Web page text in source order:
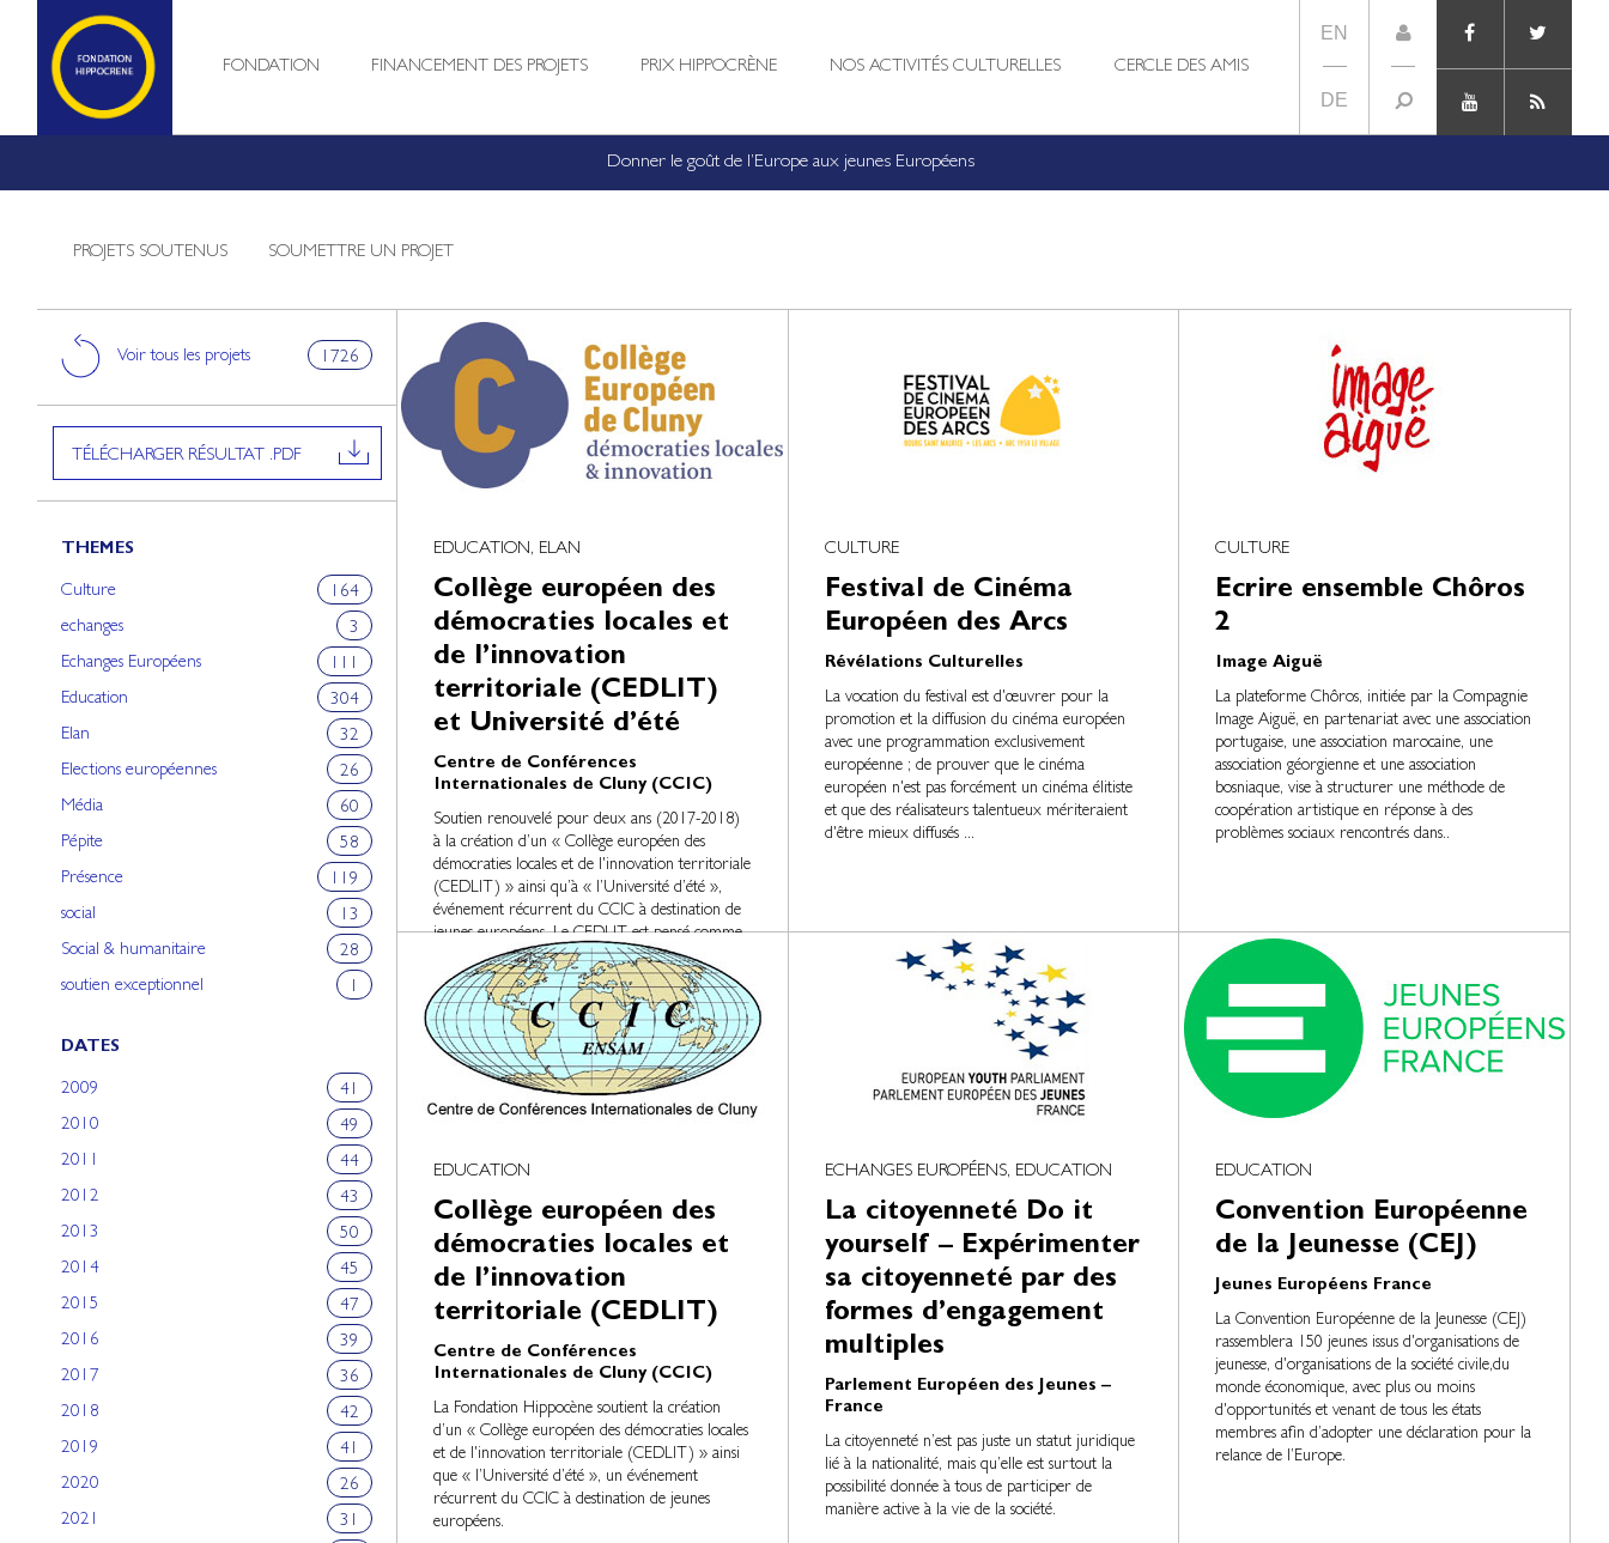
Donner le goût de l’Europe aux jeunes Européens
EN
DE
FONDATION FINANCEMENT DES PROJETS PRIX HIPPOCRÈNE NOS ACTIVITÉS CULTURELLES CERCLE DES AMIS
PROJETS SOUTENUS SOUMETTRE UN PROJET
Voir tous les projets 1726
TÉLÉCHARGER RÉSULTAT .PDF
THEMES
Culture
164
echanges
3
Echanges Européens
111
Education
304
Elan
32
Elections européennes
26
Média
60
Pépite
58
Présence
119
social
13
Social & humanitaire
28
soutien exceptionnel
1
DATES
2009
41
2010
49
2011
44
2012
43
2013
50
2014
45
2015
47
2016
39
2017
36
2018
42
2019
41
2020
26
2021
31
EDUCATION, ELAN
Collège européen des
démocraties locales et
de l’innovation
territoriale (CEDLIT)
et Université d’été
Centre de Conférences
Internationales de Cluny (CCIC)
Soutien renouvelé pour deux ans (2017-2018)
à la création d’un « Collège européen des
démocraties locales et de l'innovation territoriale
(CEDLIT) » ainsi qu’à « l’Université d’été »,
événement récurrent du CCIC à destination de
jeunes européens. Le CEDLIT est pensé comme
un lieu de formation...
CULTURE
Festival de Cinéma
Européen des Arcs
Révélations Culturelles
La vocation du festival est d'œuvrer pour la
promotion et la diffusion du cinéma européen
avec une programmation exclusivement
européenne ; de prouver que le cinéma
européen n'est pas forcément un cinéma élitiste
et que des réalisateurs talentueux mériteraient
d'être mieux diffusés ...
CULTURE
Ecrire ensemble Chôros
2
Image Aiguë
La plateforme Chôros, initiée par la Compagnie
Image Aiguë, en partenariat avec une association
portugaise, une association marocaine, une
association géorgienne et une association
bosniaque, vise à structurer une méthode de
coopération artistique en réponse à des
problèmes sociaux rencontrés dans..
EDUCATION
Collège européen des
démocraties locales et
de l’innovation
territoriale (CEDLIT)
Centre de Conférences
Internationales de Cluny (CCIC)
La Fondation Hippocène soutient la création
d’un « Collège européen des démocraties locales
et de l'innovation territoriale (CEDLIT) » ainsi
que « l’Université d’été », un événement
récurrent du CCIC à destination de jeunes
européens.
ECHANGES EUROPÉENS, EDUCATION
La citoyenneté Do it
yourself – Expérimenter
sa citoyenneté par des
formes d’engagement
multiples
Parlement Européen des Jeunes –
France
La citoyenneté n’est pas juste un statut juridique
lié à la nationalité, mais qu’elle est surtout la
possibilité donnée à tous de participer de
manière active à la vie de la société.
EDUCATION
Convention Européenne
de la Jeunesse (CEJ)
Jeunes Européens France
La Convention Européenne de la Jeunesse (CEJ)
rassemblera 150 jeunes issus d'organisations de
jeunesse, d'organisations de la société civile,du
monde économique, avec plus ou moins
d'opportunités et venant de tous les états
membres afin d’adopter une déclaration pour la
relance de l’Europe.